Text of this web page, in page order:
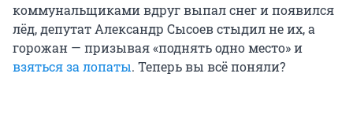
коммунальщиками вдруг выпал снег и появился
лёд, депутат Александр Сысоев стыдил не их, а
горожан — призывая «поднять одно место» и
взяться за лопаты. Теперь вы всё поняли?